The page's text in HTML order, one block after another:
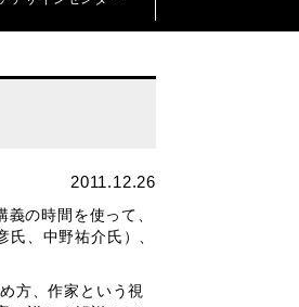
2011.12.26
の時間を使って、
、中野祐介氏）、
方、作家という視